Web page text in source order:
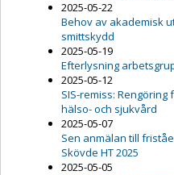
2025-05-22
Behov av akademisk
smittskydd
2025-05-19
Efterlysning
2025-05-12
SIS-remiss:
hälso- och sjukvård
2025-05-07
Sen anmälan till
Skövde HT 2025
2025-05-05